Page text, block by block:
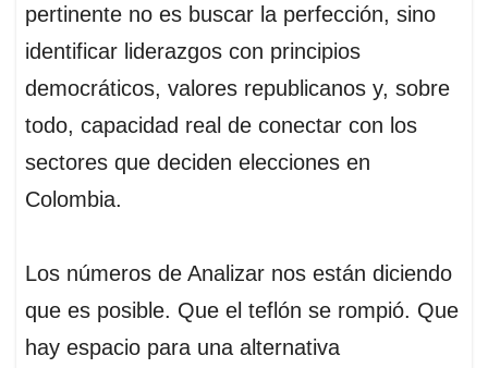
pertinente no es buscar la perfección, sino
identificar liderazgos con principios
democráticos, valores republicanos y, sobre
todo, capacidad real de conectar con los
sectores que deciden elecciones en
Colombia.
Los números de Analizar nos están diciendo
que es posible. Que el teflón se rompió. Que
hay espacio para una alternativa